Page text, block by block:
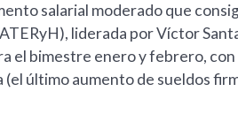
salarial moderado que
liderada por Víctor
el bimestre enero y febrero,
último aumento de sueldos